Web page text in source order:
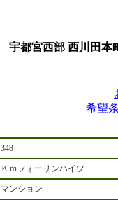
宇都宮西部 西川田本
希望
348
Ｋｍフォーリンハイツ
マンション